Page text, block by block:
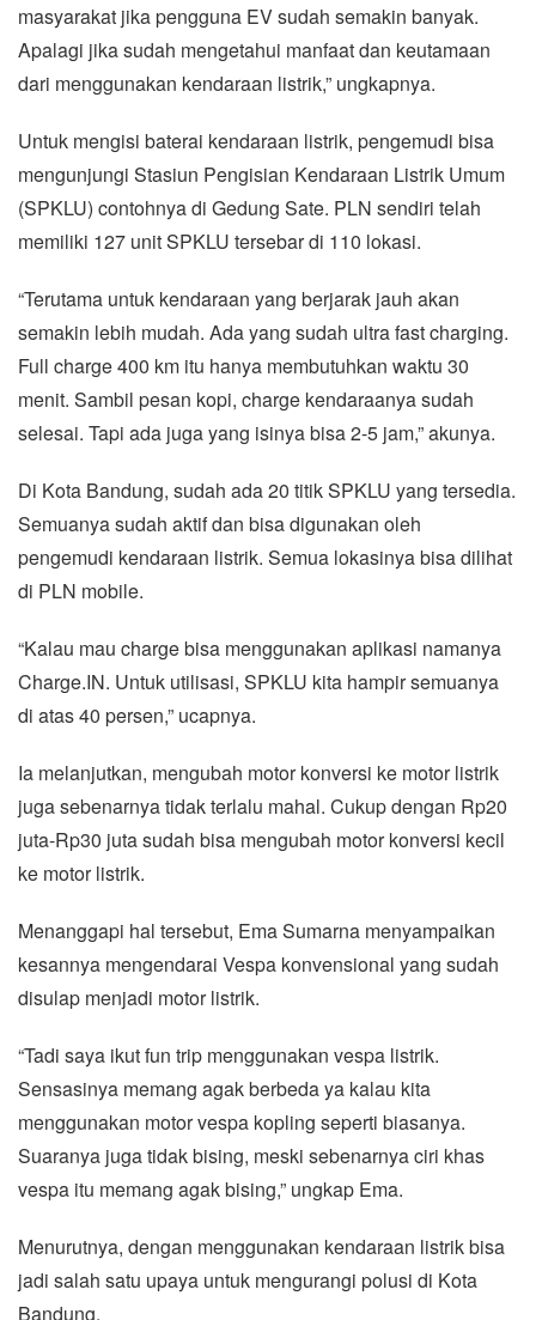
masyarakat jika pengguna EV sudah semakin banyak.
Apalagi jika sudah mengetahui manfaat dan keutamaan
dari menggunakan kendaraan listrik,” ungkapnya.
Untuk mengisi baterai kendaraan listrik, pengemudi bisa
mengunjungi Stasiun Pengisian Kendaraan Listrik Umum
(SPKLU) contohnya di Gedung Sate. PLN sendiri telah
memiliki 127 unit SPKLU tersebar di 110 lokasi.
“Terutama untuk kendaraan yang berjarak jauh akan
semakin lebih mudah. Ada yang sudah ultra fast charging.
Full charge 400 km itu hanya membutuhkan waktu 30
menit. Sambil pesan kopi, charge kendaraanya sudah
selesai. Tapi ada juga yang isinya bisa 2-5 jam,” akunya.
Di Kota Bandung, sudah ada 20 titik SPKLU yang tersedia.
Semuanya sudah aktif dan bisa digunakan oleh
pengemudi kendaraan listrik. Semua lokasinya bisa dilihat
di PLN mobile.
“Kalau mau charge bisa menggunakan aplikasi namanya
Charge.IN. Untuk utilisasi, SPKLU kita hampir semuanya
di atas 40 persen,” ucapnya.
Ia melanjutkan, mengubah motor konversi ke motor listrik
juga sebenarnya tidak terlalu mahal. Cukup dengan Rp20
juta-Rp30 juta sudah bisa mengubah motor konversi kecil
ke motor listrik.
Menanggapi hal tersebut, Ema Sumarna menyampaikan
kesannya mengendarai Vespa konvensional yang sudah
disulap menjadi motor listrik.
“Tadi saya ikut fun trip menggunakan vespa listrik.
Sensasinya memang agak berbeda ya kalau kita
menggunakan motor vespa kopling seperti biasanya.
Suaranya juga tidak bising, meski sebenarnya ciri khas
vespa itu memang agak bising,” ungkap Ema.
Menurutnya, dengan menggunakan kendaraan listrik bisa
jadi salah satu upaya untuk mengurangi polusi di Kota
Bandung.